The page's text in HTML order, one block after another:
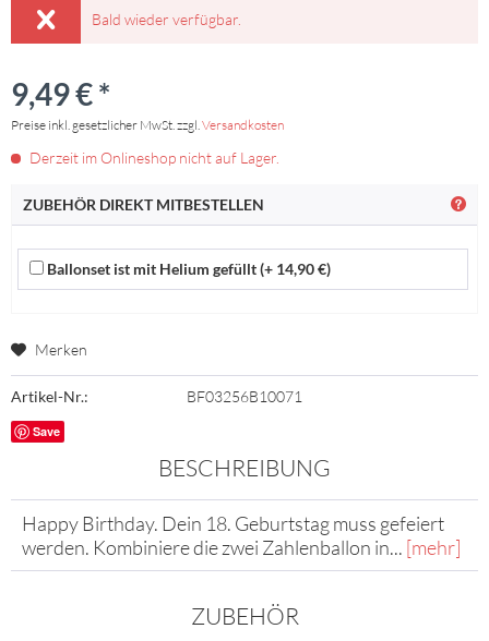
Bald wieder verfügbar.
9,49 € *
Preise inkl. gesetzlicher MwSt. zzgl.Versandkosten
Derzeit im Onlineshop nicht auf Lager.
ZUBEHÖR DIREKT MITBESTELLEN
Ballonset ist mit Helium gefüllt (+ 14,90 €)
Merken
Artikel-Nr.: BF03256B10071
Save
BESCHREIBUNG
Happy Birthday. Dein 18. Geburtstag muss gefeiert
werden. Kombiniere die zwei Zahlenballon in... [mehr]
ZUBEHÖR